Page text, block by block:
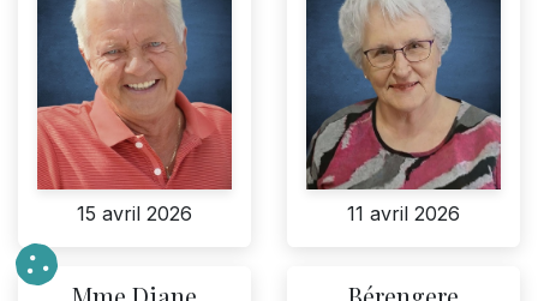
15 avril 2026 11 avril 2026